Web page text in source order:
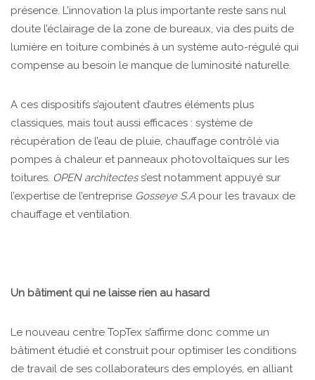
présence. L’innovation la plus importante reste sans nul
doute l’éclairage de la zone de bureaux, via des puits de
lumière en toiture combinés à un système auto-régulé qui
compense au besoin le manque de luminosité naturelle.
A ces dispositifs s’ajoutent d’autres éléments plus
classiques, mais tout aussi efficaces : système de
récupération de l’eau de pluie, chauffage contrôlé via
pompes à chaleur et panneaux photovoltaïques sur les
toitures. OPEN architectess’est notamment appuyé sur
l’expertise de l’entreprise Gosseye S.A pour les travaux de
chauffage et ventilation.
Un bâtiment qui ne laisse rien au hasard
Le nouveau centre TopTex s’affirme donc comme un
bâtiment étudié et construit pour optimiser les conditions
de travail de ses collaborateurs des employés, en alliant